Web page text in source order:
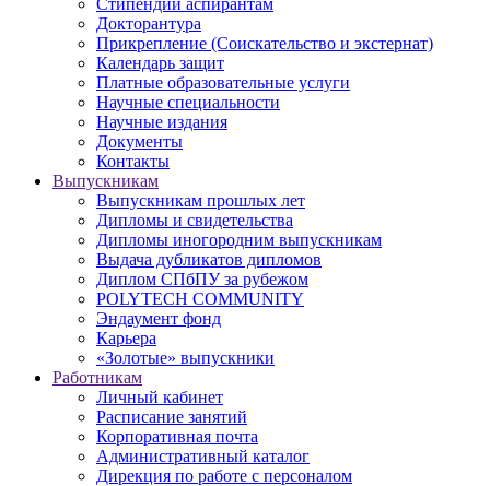
Стипендии аспирантам
Докторантура
Прикрепление (Соискательство и экстернат)
Календарь защит
Платные образовательные услуги
Научные специальности
Научные издания
Документы
Контакты
Выпускникам
Выпускникам прошлых лет
Дипломы и свидетельства
Дипломы иногородним выпускникам
Выдача дубликатов дипломов
Диплом СПбПУ за рубежом
POLYTECH COMMUNITY
Эндаумент фонд
Карьера
«Золотые» выпускники
Работникам
Личный кабинет
Расписание занятий
Корпоративная почта
Административный каталог
Дирекция по работе с персоналом